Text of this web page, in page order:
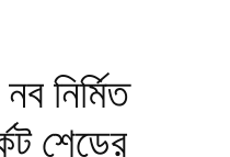
নির্মিত
শেডের